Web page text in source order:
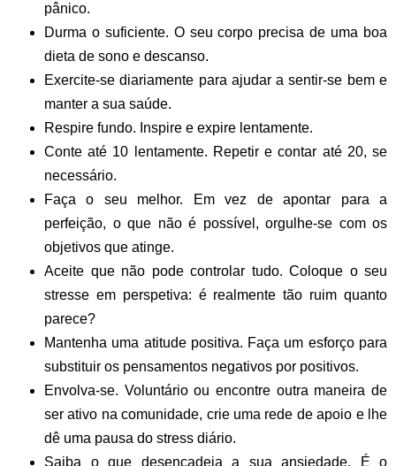
pânico.
Durma o suficiente. O seu corpo precisa de uma boa
dieta de sono e descanso.
Exercite-se diariamente para ajudar a sentir-se bem e
manter a sua saúde.
Respire fundo. Inspire e expire lentamente.
Conte até 10 lentamente. Repetir e contar até 20, se
necessário.
Faça o seu melhor. Em vez de apontar para a
perfeição, o que não é possível, orgulhe-se com os
objetivos que atinge.
Aceite que não pode controlar tudo. Coloque o seu
stresse em perspetiva: é realmente tão ruim quanto
parece?
Mantenha uma atitude positiva. Faça um esforço para
substituir os pensamentos negativos por positivos.
Envolva-se. Voluntário ou encontre outra maneira de
ser ativo na comunidade, crie uma rede de apoio e lhe
dê uma pausa do stress diário.
Saiba o que desencadeia a sua ansiedade. É o